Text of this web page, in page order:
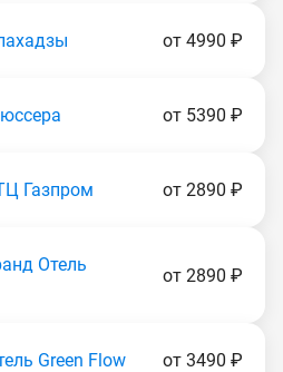
от 4990 ₽
от 5390 ₽
Газпром от 2890 ₽
Отель
от 2890 ₽
Green Flow от 3490 ₽